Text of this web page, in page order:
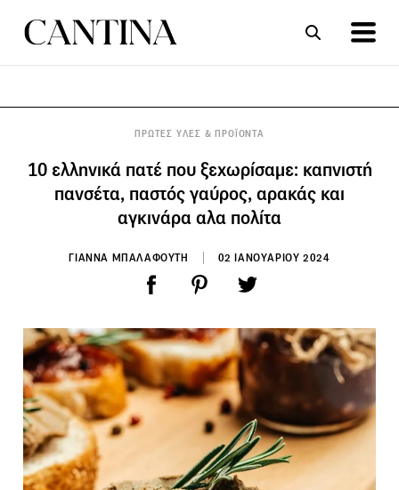
ΣΥΝΤΑΓΕΣ ΑΡΘΡΑ
ΠΡΩΤΕΣ ΥΛΕΣ & ΠΡΟΪΟΝΤΑ
10 ελληνικά πατέ που ξεχωρίσαμε: καπνιστή
πανσέτα, παστός γαύρος, αρακάς και
αγκινάρα αλα πολίτα
ΓΙΑΝΝΑ ΜΠΑΛΑΦΟΥΤΗ 02 ΙΑΝΟΥΑΡΙΟΥ 2024